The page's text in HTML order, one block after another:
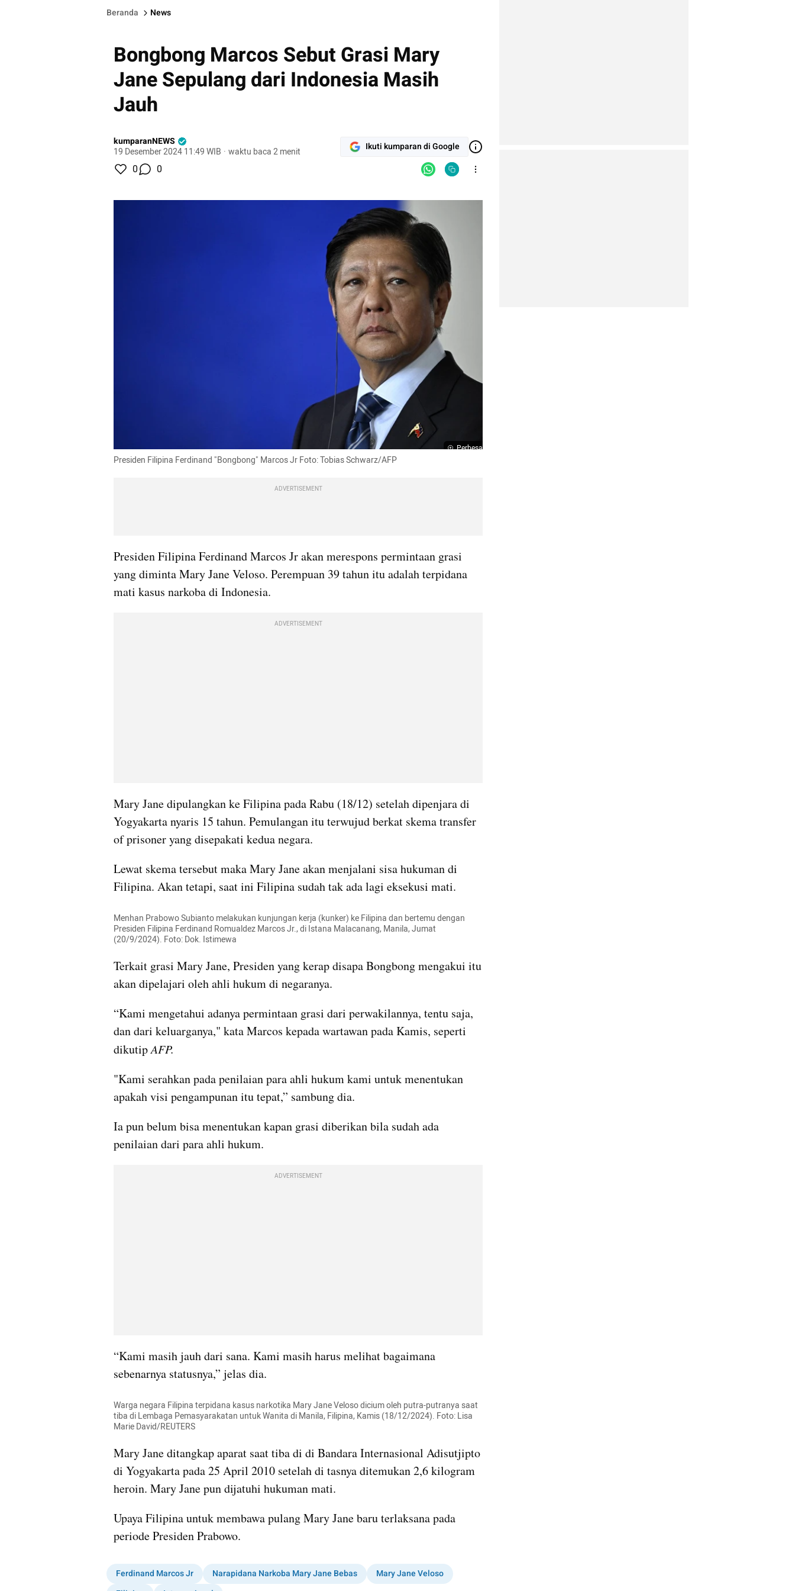
Beranda News
Bongbong Marcos Sebut Grasi Mary
Jane Sepulang dari Indonesia Masih
Jauh
kumparanNEWS
19 Desember 2024 11:49 WIB · waktu baca 2 menit Ikuti kumparan di Google
0 0
Perbesar
Presiden Filipina Ferdinand "Bongbong" Marcos Jr Foto: Tobias Schwarz/AFP
ADVERTISEMENT
Presiden Filipina Ferdinand Marcos Jr akan merespons permintaan grasi
yang diminta Mary Jane Veloso. Perempuan 39 tahun itu adalah terpidana
mati kasus narkoba di Indonesia.
ADVERTISEMENT
Mary Jane dipulangkan ke Filipina pada Rabu (18/12) setelah dipenjara di
Yogyakarta nyaris 15 tahun. Pemulangan itu terwujud berkat skema transfer
of prisoner yang disepakati kedua negara.
Lewat skema tersebut maka Mary Jane akan menjalani sisa hukuman di
Filipina. Akan tetapi, saat ini Filipina sudah tak ada lagi eksekusi mati.
Menhan Prabowo Subianto melakukan kunjungan kerja (kunker) ke Filipina dan bertemu dengan
Presiden Filipina Ferdinand Romualdez Marcos Jr., di Istana Malacanang, Manila, Jumat
(20/9/2024). Foto: Dok. Istimewa
Terkait grasi Mary Jane, Presiden yang kerap disapa Bongbong mengakui itu
akan dipelajari oleh ahli hukum di negaranya.
“Kami mengetahui adanya permintaan grasi dari perwakilannya, tentu saja,
dan dari keluarganya," kata Marcos kepada wartawan pada Kamis, seperti
dikutip AFP.
"Kami serahkan pada penilaian para ahli hukum kami untuk menentukan
apakah visi pengampunan itu tepat,” sambung dia.
Ia pun belum bisa menentukan kapan grasi diberikan bila sudah ada
penilaian dari para ahli hukum.
ADVERTISEMENT
“Kami masih jauh dari sana. Kami masih harus melihat bagaimana
sebenarnya statusnya,” jelas dia.
Warga negara Filipina terpidana kasus narkotika Mary Jane Veloso dicium oleh putra-putranya saat
tiba di Lembaga Pemasyarakatan untuk Wanita di Manila, Filipina, Kamis (18/12/2024). Foto: Lisa
Marie David/REUTERS
Mary Jane ditangkap aparat saat tiba di di Bandara Internasional Adisutjipto
di Yogyakarta pada 25 April 2010 setelah di tasnya ditemukan 2,6 kilogram
heroin. Mary Jane pun dijatuhi hukuman mati.
Upaya Filipina untuk membawa pulang Mary Jane baru terlaksana pada
periode Presiden Prabowo.
Ferdinand Marcos Jr Narapidana Narkoba Mary Jane Bebas
Mary Jane Veloso